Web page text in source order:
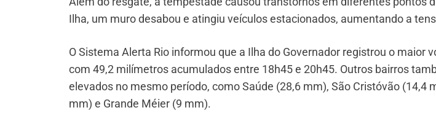
Ilha, um muro desabou e atingiu veículos estacionados, aumentando a
O Sistema Alerta Rio informou que a Ilha do Governador registrou o maior
com 49,2 milímetros acumulados entre 18h45 e 20h45. Outros bairros
elevados no mesmo período, como Saúde (28,6 mm), São Cristóvão (14,4
mm) e Grande Méier (9 mm).